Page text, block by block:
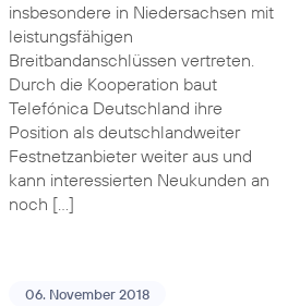
insbesondere in Niedersachsen mit
leistungsfähigen
Breitbandanschlüssen vertreten.
Durch die Kooperation baut
Telefónica Deutschland ihre
Position als deutschlandweiter
Festnetzanbieter weiter aus und
kann interessierten Neukunden an
noch […]
06. November 2018